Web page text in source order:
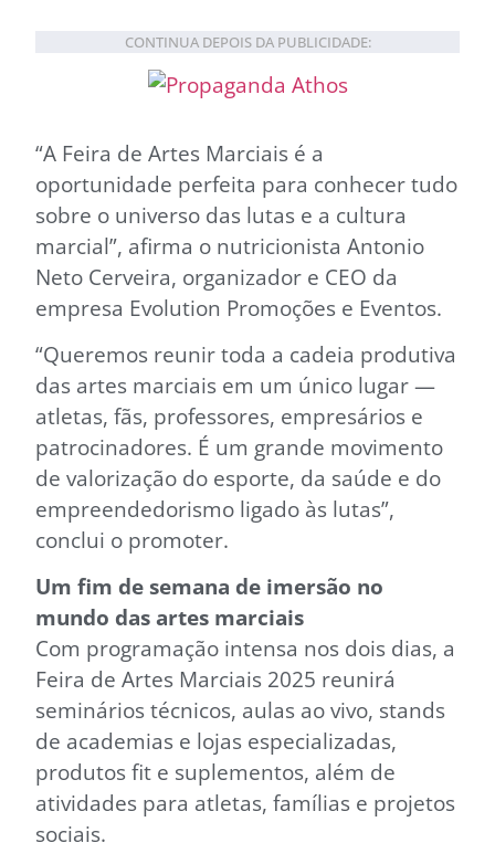
CONTINUA DEPOIS DA PUBLICIDADE:
“A Feira de Artes Marciais é a
oportunidade perfeita para conhecer tudo
sobre o universo das lutas e a cultura
marcial”, afirma o nutricionista Antonio
Neto Cerveira, organizador e CEO da
empresa Evolution Promoções e Eventos.
“Queremos reunir toda a cadeia produtiva
das artes marciais em um único lugar —
atletas, fãs, professores, empresários e
patrocinadores. É um grande movimento
de valorização do esporte, da saúde e do
empreendedorismo ligado às lutas”,
conclui o promoter.
Um fim de semana de imersão no
mundo das artes marciais
Com programação intensa nos dois dias, a
Feira de Artes Marciais 2025 reunirá
seminários técnicos, aulas ao vivo, stands
de academias e lojas especializadas,
produtos fit e suplementos, além de
atividades para atletas, famílias e projetos
sociais.